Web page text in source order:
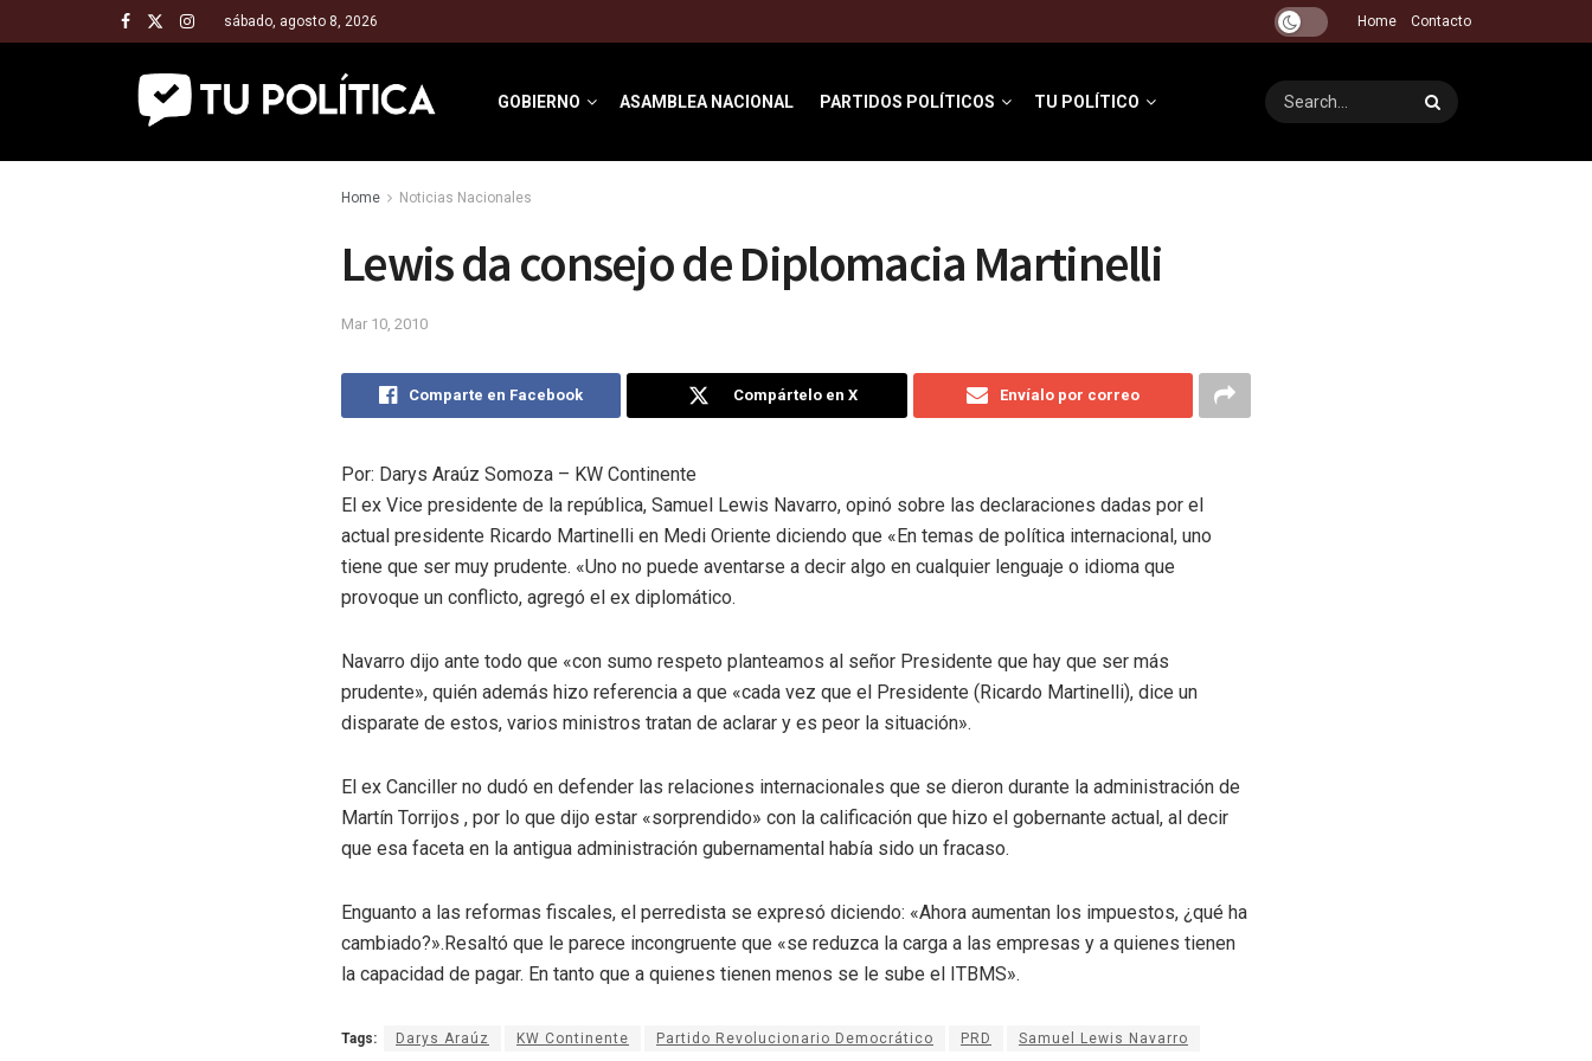
sábado, agosto 8, 2026 Home Contacto
GOBIERNO ASAMBLEA NACIONAL PARTIDOS POLÍTICOS TU POLÍTICO
Home Noticias Nacionales
Lewis da consejo de Diplomacia Martinelli
Mar 10, 2010
Comparte en Facebook Compártelo en X Envíalo por correo
Por: Darys Araúz Somoza – KW Continente
El ex Vice presidente de la república, Samuel Lewis Navarro, opinó sobre las declaraciones dadas por el
actual presidente Ricardo Martinelli en Medi Oriente diciendo que «En temas de política internacional, uno
tiene que ser muy prudente. «Uno no puede aventarse a decir algo en cualquier lenguaje o idioma que
provoque un conflicto, agregó el ex diplomático.
Navarro dijo ante todo que «con sumo respeto planteamos al señor Presidente que hay que ser más
prudente», quién además hizo referencia a que «cada vez que el Presidente (Ricardo Martinelli), dice un
disparate de estos, varios ministros tratan de aclarar y es peor la situación».
El ex Canciller no dudó en defender las relaciones internacionales que se dieron durante la administración de
Martín Torrijos , por lo que dijo estar «sorprendido» con la calificación que hizo el gobernante actual, al decir
que esa faceta en la antigua administración gubernamental había sido un fracaso.
Enguanto a las reformas fiscales, el perredista se expresó diciendo: «Ahora aumentan los impuestos, ¿qué ha
cambiado?».Resaltó que le parece incongruente que «se reduzca la carga a las empresas y a quienes tienen
la capacidad de pagar. En tanto que a quienes tienen menos se le sube el ITBMS».
Tags: Darys Araúz KW Continente Partido Revolucionario Democrático PRD Samuel Lewis Navarro